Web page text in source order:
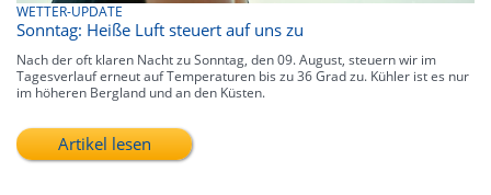
WETTER-UPDATE
Sonntag: Heiße Luft steuert auf uns zu
Nach der oft klaren Nacht zu Sonntag, den 09. August, steuern wir im
Tagesverlauf erneut auf Temperaturen bis zu 36 Grad zu. Kühler ist es nur
im höheren Bergland und an den Küsten.
Artikel lesen